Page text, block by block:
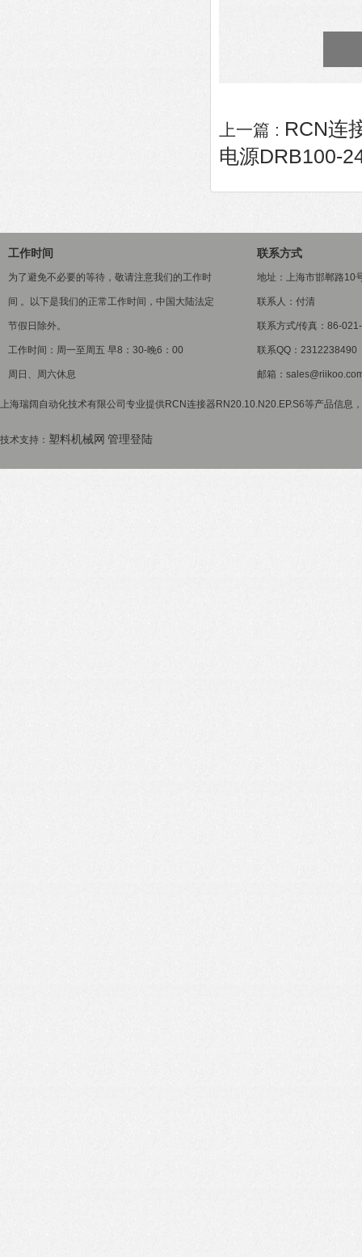
上一篇 : RCN连
电源DRB100-
工作时间
为了避免不必要的等待，敬请注意我们的工作时
间 。以下是我们的正常工作时间，中国大陆法定
节假日除外。
工作时间：周一至周五 早8：30-晚6：00
周日、周六休息
联系方式
地址：上海市邯郸路10
联系人：付清
联系方式/传真：86-
联系QQ：2312238490
邮箱：
上海瑞阔自动化技术有限公司专业提供RCN连接器RN20.10.N20.EP.S6等产品信息
技术支持： 塑料机械网 管理登陆